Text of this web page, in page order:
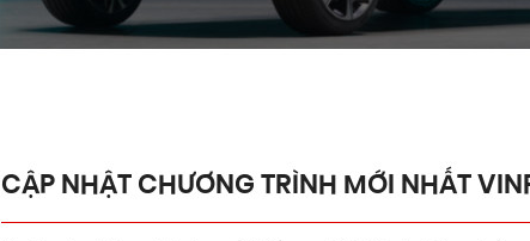
CẬP NHẬT CHƯƠNG TRÌNH MỚI NHẤT